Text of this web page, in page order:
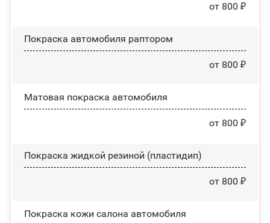
от 800 ₽
Покраска автомобиля раптором
от 800 ₽
Матовая покраска автомобиля
от 800 ₽
Покраска жидкой резиной (пластидип)
от 800 ₽
Покраска кожи салона автомобиля